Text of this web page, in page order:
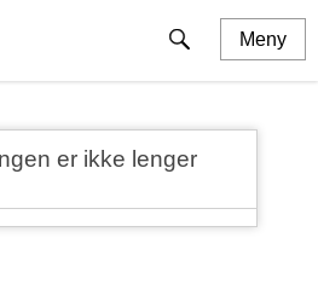
Meny
Søk